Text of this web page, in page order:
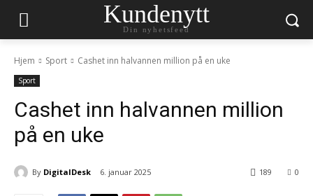
Kundenytt
Din nyhetsfeed
Hjem Sport Cashet inn halvannen million på en uke
Sport
Cashet inn halvannen million
på en uke
By DigitalDesk 6. januar 2025 0
189